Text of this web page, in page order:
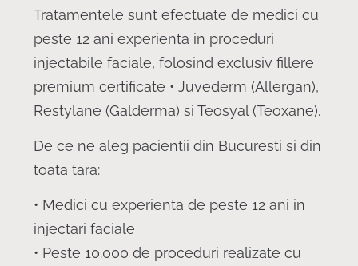
Tratamentele sunt efectuate de medici cu
peste 12 ani experienta in proceduri
injectabile faciale, folosind exclusiv fillere
premium certificate • Juvederm (Allergan),
Restylane (Galderma) si Teosyal (Teoxane).
De ce ne aleg pacientii din Bucuresti si din
toata tara:
• Medici cu experienta de peste 12 ani in
injectari faciale
• Peste 10.000 de proceduri realizate cu